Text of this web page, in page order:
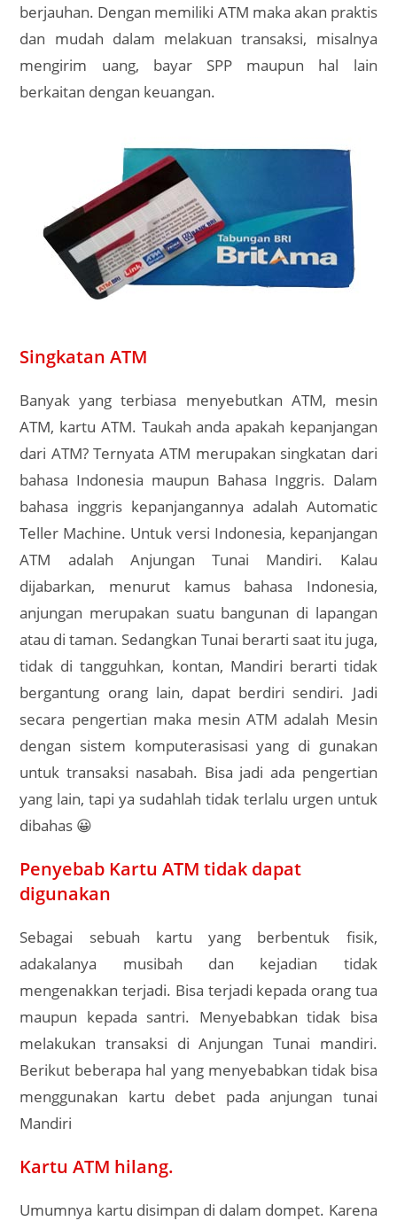
berjauhan. Dengan memiliki ATM maka akan praktis
dan mudah dalam melakuan transaksi, misalnya
mengirim uang, bayar SPP maupun hal lain
berkaitan dengan keuangan.
Singkatan ATM
Banyak yang terbiasa menyebutkan ATM, mesin
ATM, kartu ATM. Taukah anda apakah kepanjangan
dari ATM? Ternyata ATM merupakan singkatan dari
bahasa Indonesia maupun Bahasa Inggris. Dalam
bahasa inggris kepanjangannya adalah Automatic
Teller Machine. Untuk versi Indonesia, kepanjangan
ATM adalah Anjungan Tunai Mandiri. Kalau
dijabarkan, menurut kamus bahasa Indonesia,
anjungan merupakan suatu bangunan di lapangan
atau di taman. Sedangkan Tunai berarti saat itu juga,
tidak di tangguhkan, kontan, Mandiri berarti tidak
bergantung orang lain, dapat berdiri sendiri. Jadi
secara pengertian maka mesin ATM adalah Mesin
dengan sistem komputerasisasi yang di gunakan
untuk transaksi nasabah. Bisa jadi ada pengertian
yang lain, tapi ya sudahlah tidak terlalu urgen untuk
dibahas 😀
Penyebab Kartu ATM tidak dapat
digunakan
Sebagai sebuah kartu yang berbentuk fisik,
adakalanya musibah dan kejadian tidak
mengenakkan terjadi. Bisa terjadi kepada orang tua
maupun kepada santri. Menyebabkan tidak bisa
melakukan transaksi di Anjungan Tunai mandiri.
Berikut beberapa hal yang menyebabkan tidak bisa
menggunakan kartu debet pada anjungan tunai
Mandiri
Kartu ATM hilang.
Umumnya kartu disimpan di dalam dompet. Karena